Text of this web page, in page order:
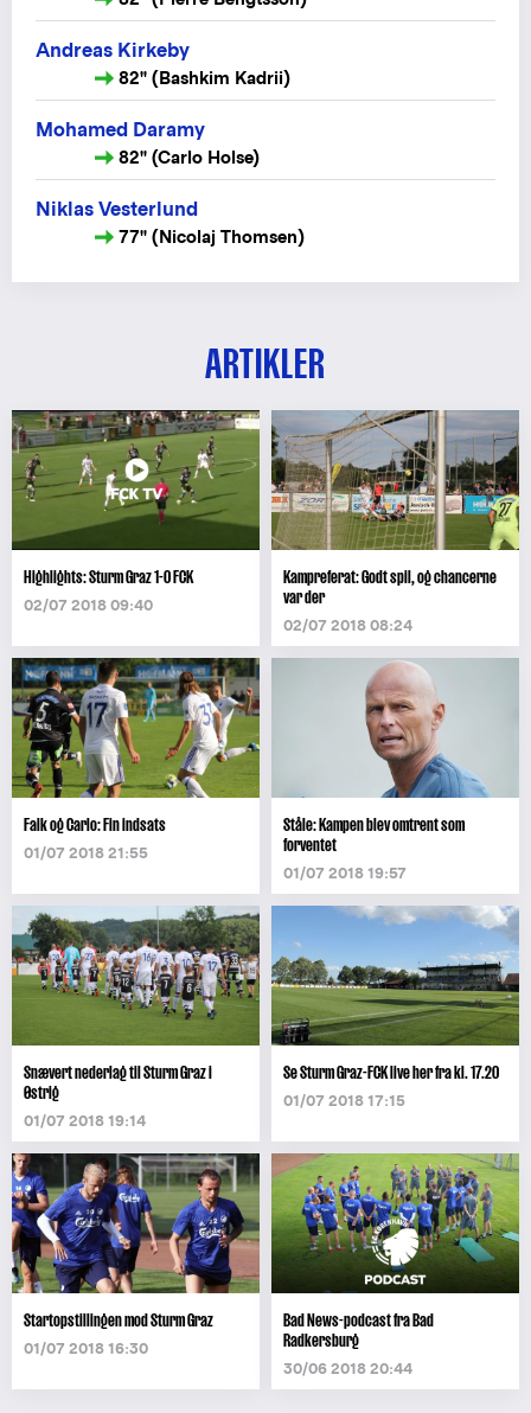
Andreas Kirkeby
82" (Bashkim Kadrii)
Mohamed Daramy
82" (Carlo Holse)
Niklas Vesterlund
77" (Nicolaj Thomsen)
ARTIKLER
Highlights: Sturm Graz 1-0 FCK
02/07 2018 09:40
Kampreferat: Godt spil, og chancerne
var der
02/07 2018 08:24
Falk og Carlo: Fin indsats
01/07 2018 21:55
Ståle: Kampen blev omtrent som
forventet
01/07 2018 19:57
Snævert nederlag til Sturm Graz i
Østrig
01/07 2018 19:14
Se Sturm Graz-FCK live her fra kl. 17.20
01/07 2018 17:15
Startopstillingen mod Sturm Graz
01/07 2018 16:30
Bad News-podcast fra Bad
Radkersburg
30/06 2018 20:44